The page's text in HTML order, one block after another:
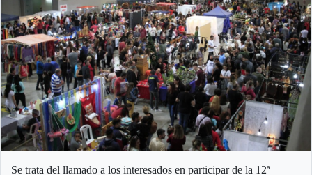
Se trata del llamado a los interesados en participar de la 12ª